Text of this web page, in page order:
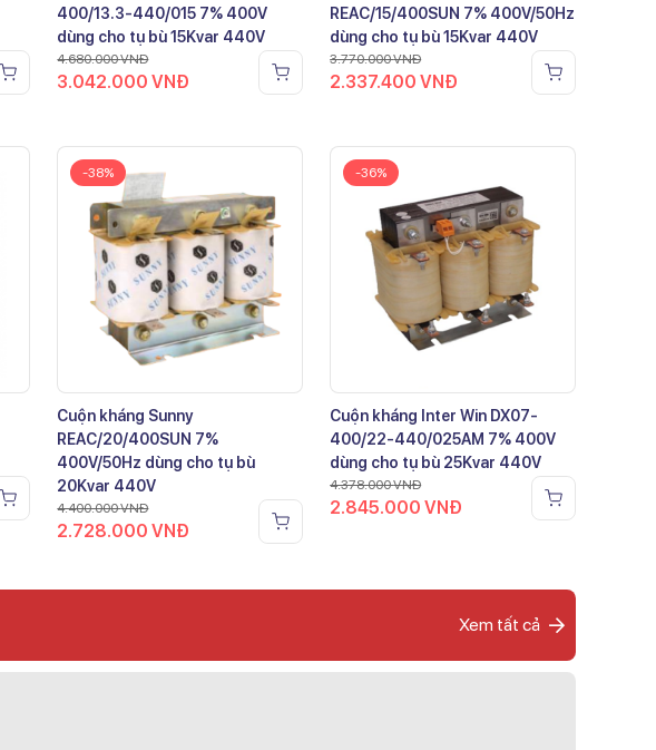
400/13.3-440/015 7% 400V
dùng cho tụ bù 15Kvar 440V
4.680.000VNĐ
3.042.000VNĐ
REAC/15/400SUN 7% 400V/50Hz
dùng cho tụ bù 15Kvar 440V
3.770.000VNĐ
2.337.400VNĐ
-38%
Cuộn kháng Sunny
REAC/20/400SUN 7%
400V/50Hz dùng cho tụ bù
20Kvar 440V
4.400.000VNĐ
2.728.000VNĐ
-36%
Cuộn kháng Inter Win DX07-
400/22-440/025AM 7% 400V
dùng cho tụ bù 25Kvar 440V
4.378.000VNĐ
2.845.000VNĐ
Xem tất cả